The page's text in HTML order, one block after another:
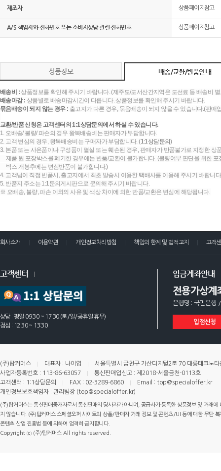
제조자 상품페이지참고
A/S 책임자와 전화번호 또는 소비자상담 관련 전화번호 상품페이지참고
상품정보 배송/교환/반품안내
배송비 :상품정보를 확인해 주시기 바랍니다. (제주도/도서산간지역은 도선료 등 배송비
배송마감 : 상품별로 배송마감시간이 다릅니다. 상품정보를 확인해 주시기 바랍니다.
묶음배송이 되지 않는 경우 : 출고지가 다른 경우, 묶음배송이 되지 않을 수 있습니다.(판
교환/반품 신청은 고객센터의 1:1상담문의에서 하실 수 있습니다.
1. 오배송/ 불량/ 파손의 경우 왕복배송비는 판매자가 부담합니다.
2. 고객 변심의 경우, 왕복배송비는 구매자가 부담합니다. (1:1상담문의)
3. 본품 또는 사은품이나 구성품이 멸실 또는 훼손된 경우, 판매자가 반품불가로 지정한 상
제품 원 포장박스를 폐기한 경우에는 반품/교환이 불가합니다. (불량여부 판단을 위한
박스 개봉후에는 변심반품이 불가합니다.)
4. 고객님이 직접 반품시, 출고지에서 최초 발송시 이용한 택배사를 이용해 주시기 바랍니
5. 반품지 주소는 1:1문의게시판으로 문의해 주시기 바랍니다.
※ 오배송, 불량, 파손 이외의 사유 및 색상 차이에 의한 반품/교환은 변심에 해당됩니다.
회사소개 이용약관 개인정보처리방침 책임의 한계 및 법적고지 고객
고객센터
상담 : 평일 09:30 ~ 17:30 (토/일/공휴일 휴무)
점심 : 12:30 ~ 13:30
입금계좌안내
전용가상계
은행명 : 국민은행
입점신청
(주)탑커머스 대표자 : 나이엽
서울특별시 금천구 가산디지털2로 70 대륭테크노
사업자등록번호 : 113-86-63057
통신판매업신고 : 제2018-서울금천-0113호
고객센터 : 1:1상담문의
FAX : 02-3289-6860
Email : top@specialoffer.kr
개인정보보호책임자 : 관리팀장 (top@specialoffer.kr)
(주)탑커머스는 통신판매중개자로서 통신판매의 당사자가 아니며, 공급사가 등록한 상품정보 및 거래
지 않습니다. (주)탑커머스 스페셜오퍼 사이트의 상품/판매자 거래 정보 및 콘텐츠/UI 등에 대한 무단
콘텐츠 산업 진흥법 등에 의하여 엄격히 금지합니다.
Copyright ⓒ (주)탑커머스 All rights reserved.